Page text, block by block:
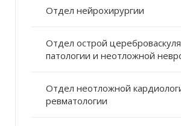
Отдел нейрохирургии
Отдел острой
патологии и неотложной
Отдел неотложной
ревматологии